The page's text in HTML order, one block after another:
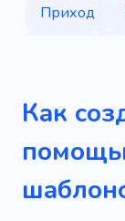
Приход
Молясь
Крещение
Как